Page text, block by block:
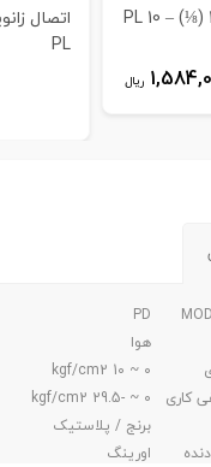
ریال
PL
PD
هوا
0 ~ 10 kgf/cm2
کاری
0 ~ -29.5 kgf/cm2
برنج / پلاستیک
اورینگ